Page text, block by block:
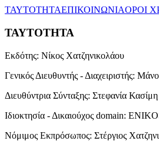
ΤΑΥΤΟΤΗΤΑΕΠΙΚΟΙΝΩΝΙΑΟΡΟΙ
ΤΑΥΤΟΤΗΤΑ
Εκδότης: Νίκος Χατζηνικολάου
Γενικός Διευθυντής - Διαχειριστής:
Διευθύντρια Σύνταξης: Στεφανία Κασίμη
Ιδιοκτησία - Δικαιούχος domain:
Νόμιμος Εκπρόσωπος: Στέργιος